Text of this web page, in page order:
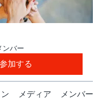
ンバー
参加する
メディア メンバー